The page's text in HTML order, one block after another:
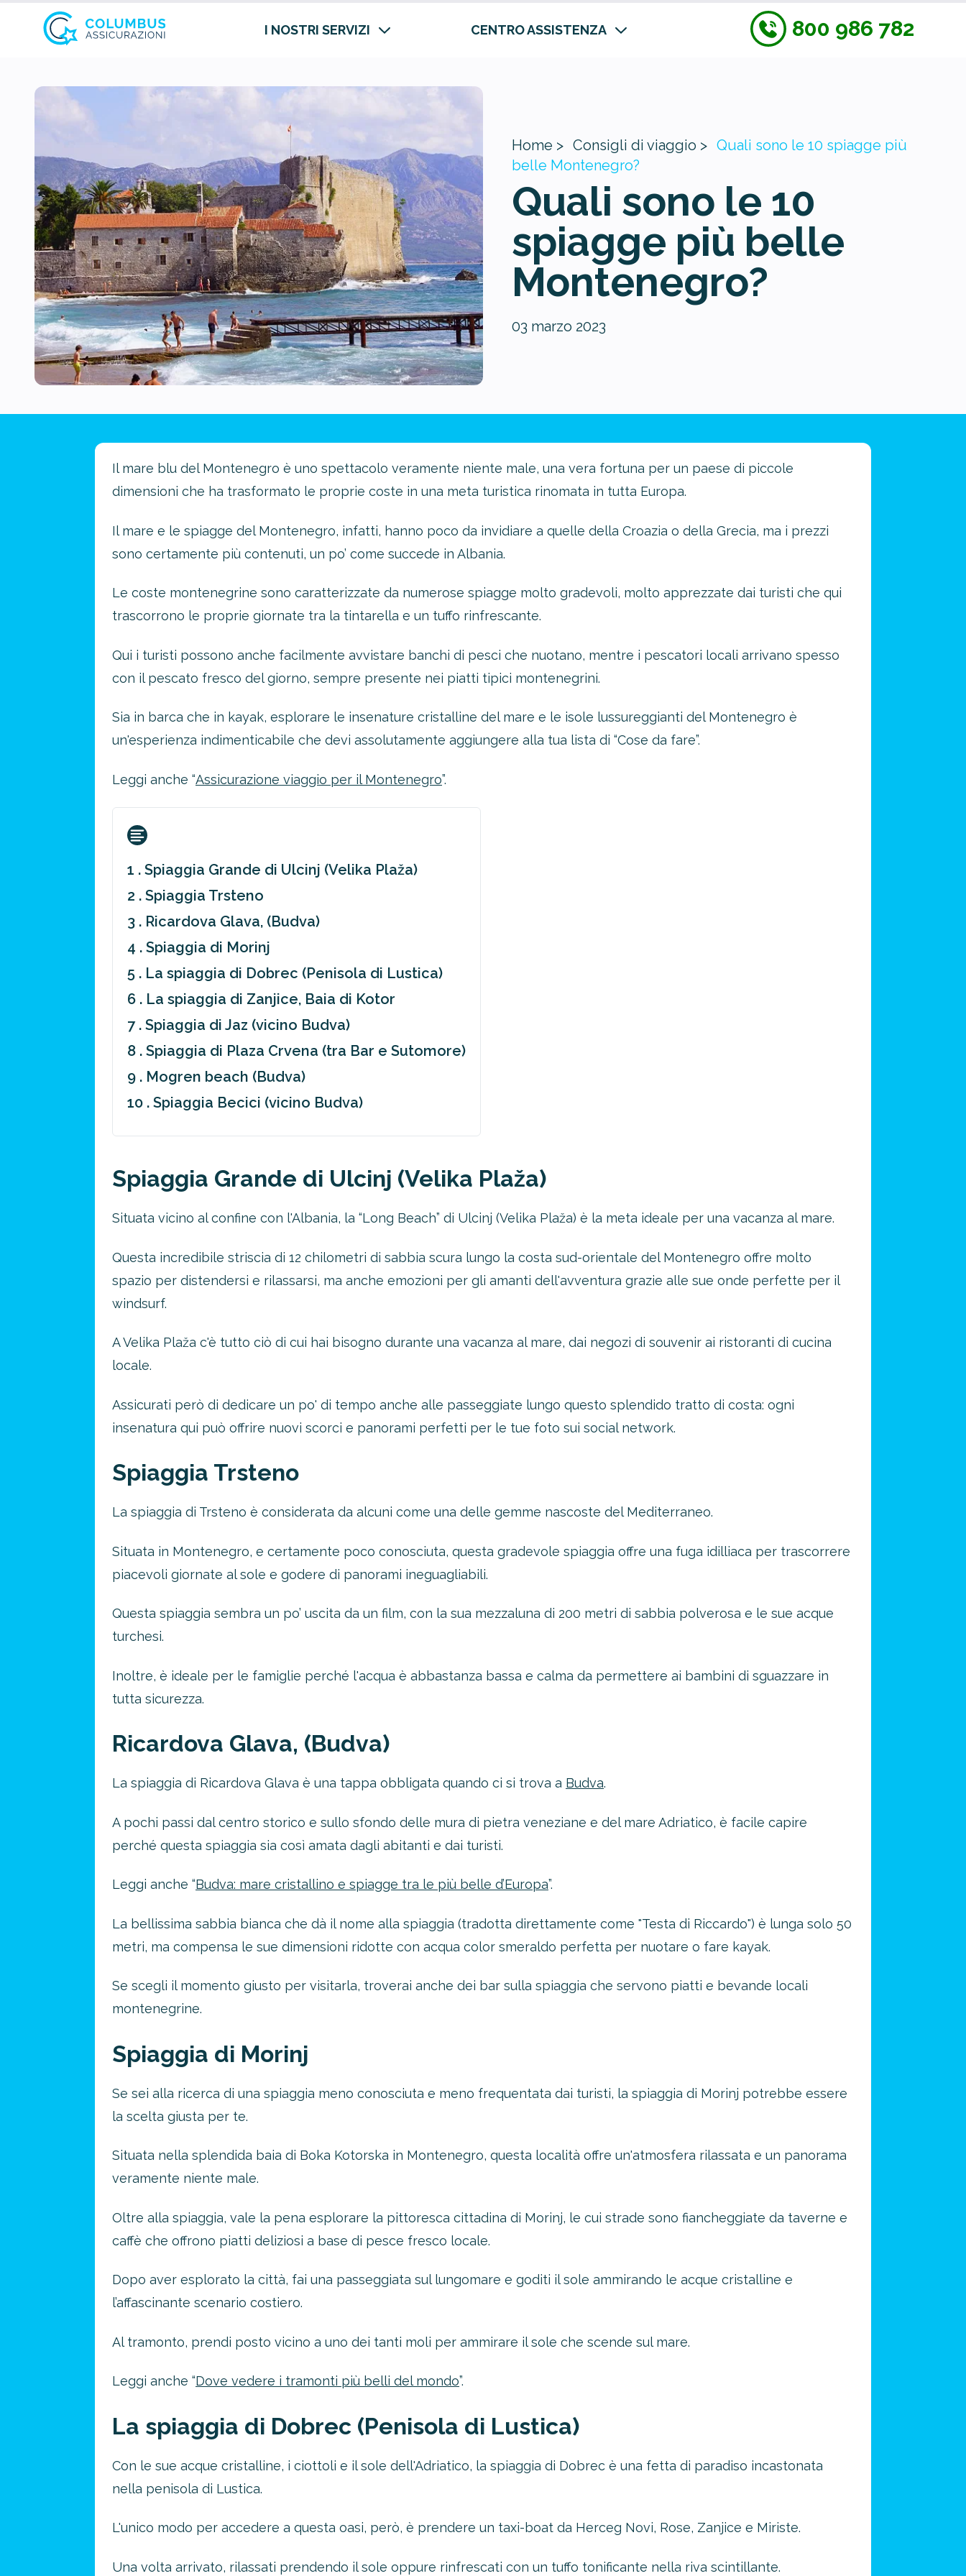
I NOSTRI SERVIZI CENTRO ASSISTENZA 800 986 782
Home > Consigli di viaggio > Quali sono le 10 spiagge più
belle Montenegro?
Quali sono le 10
spiagge più belle
Montenegro?
03 marzo 2023
Il mare blu del Montenegro è uno spettacolo veramente niente male, una vera fortuna per un paese di piccole
dimensioni che ha trasformato le proprie coste in una meta turistica rinomata in tutta Europa.
Il mare e le spiagge del Montenegro, infatti, hanno poco da invidiare a quelle della Croazia o della Grecia, ma i prezzi
sono certamente più contenuti, un po’ come succede in Albania.
Le coste montenegrine sono caratterizzate da numerose spiagge molto gradevoli, molto apprezzate dai turisti che qui
trascorrono le proprie giornate tra la tintarella e un tuffo rinfrescante.
Qui i turisti possono anche facilmente avvistare banchi di pesci che nuotano, mentre i pescatori locali arrivano spesso
con il pescato fresco del giorno, sempre presente nei piatti tipici montenegrini.
Sia in barca che in kayak, esplorare le insenature cristalline del mare e le isole lussureggianti del Montenegro è
un'esperienza indimenticabile che devi assolutamente aggiungere alla tua lista di “Cose da fare”.
Leggi anche “Assicurazione viaggio per il Montenegro”.
1 . Spiaggia Grande di Ulcinj (Velika Plaža)
2 . Spiaggia Trsteno
3 . Ricardova Glava, (Budva)
4 . Spiaggia di Morinj
5 . La spiaggia di Dobrec (Penisola di Lustica)
6 . La spiaggia di Zanjice, Baia di Kotor
7 . Spiaggia di Jaz (vicino Budva)
8 . Spiaggia di Plaza Crvena (tra Bar e Sutomore)
9 . Mogren beach (Budva)
10 . Spiaggia Becici (vicino Budva)
Spiaggia Grande di Ulcinj (Velika Plaža)
Situata vicino al confine con l'Albania, la “Long Beach” di Ulcinj (Velika Plaža) è la meta ideale per una vacanza al mare.
Questa incredibile striscia di 12 chilometri di sabbia scura lungo la costa sud-orientale del Montenegro offre molto
spazio per distendersi e rilassarsi, ma anche emozioni per gli amanti dell'avventura grazie alle sue onde perfette per il
windsurf.
A Velika Plaža c'è tutto ciò di cui hai bisogno durante una vacanza al mare, dai negozi di souvenir ai ristoranti di cucina
locale.
Assicurati però di dedicare un po' di tempo anche alle passeggiate lungo questo splendido tratto di costa: ogni
insenatura qui può offrire nuovi scorci e panorami perfetti per le tue foto sui social network.
Spiaggia Trsteno
La spiaggia di Trsteno è considerata da alcuni come una delle gemme nascoste del Mediterraneo.
Situata in Montenegro, e certamente poco conosciuta, questa gradevole spiaggia offre una fuga idilliaca per trascorrere
piacevoli giornate al sole e godere di panorami ineguagliabili.
Questa spiaggia sembra un po’ uscita da un film, con la sua mezzaluna di 200 metri di sabbia polverosa e le sue acque
turchesi.
Inoltre, è ideale per le famiglie perché l'acqua è abbastanza bassa e calma da permettere ai bambini di sguazzare in
tutta sicurezza.
Ricardova Glava, (Budva)
La spiaggia di Ricardova Glava è una tappa obbligata quando ci si trova a Budva.
A pochi passi dal centro storico e sullo sfondo delle mura di pietra veneziane e del mare Adriatico, è facile capire
perché questa spiaggia sia così amata dagli abitanti e dai turisti.
Leggi anche “Budva: mare cristallino e spiagge tra le più belle d’Europa”.
La bellissima sabbia bianca che dà il nome alla spiaggia (tradotta direttamente come "Testa di Riccardo") è lunga solo 50
metri, ma compensa le sue dimensioni ridotte con acqua color smeraldo perfetta per nuotare o fare kayak.
Se scegli il momento giusto per visitarla, troverai anche dei bar sulla spiaggia che servono piatti e bevande locali
montenegrine.
Spiaggia di Morinj
Se sei alla ricerca di una spiaggia meno conosciuta e meno frequentata dai turisti, la spiaggia di Morinj potrebbe essere
la scelta giusta per te.
Situata nella splendida baia di Boka Kotorska in Montenegro, questa località offre un'atmosfera rilassata e un panorama
veramente niente male.
Oltre alla spiaggia, vale la pena esplorare la pittoresca cittadina di Morinj, le cui strade sono fiancheggiate da taverne e
caffè che offrono piatti deliziosi a base di pesce fresco locale.
Dopo aver esplorato la città, fai una passeggiata sul lungomare e goditi il sole ammirando le acque cristalline e
l’affascinante scenario costiero.
Al tramonto, prendi posto vicino a uno dei tanti moli per ammirare il sole che scende sul mare.
Leggi anche “Dove vedere i tramonti più belli del mondo”.
La spiaggia di Dobrec (Penisola di Lustica)
Con le sue acque cristalline, i ciottoli e il sole dell'Adriatico, la spiaggia di Dobrec è una fetta di paradiso incastonata
nella penisola di Lustica.
L'unico modo per accedere a questa oasi, però, è prendere un taxi-boat da Herceg Novi, Rose, Zanjice e Miriste.
Una volta arrivato, rilassati prendendo il sole oppure rinfrescati con un tuffo tonificante nella riva scintillante.
4 promozioni, 2 omaggi e 1 Novità!
ATTIVA OFFERTA